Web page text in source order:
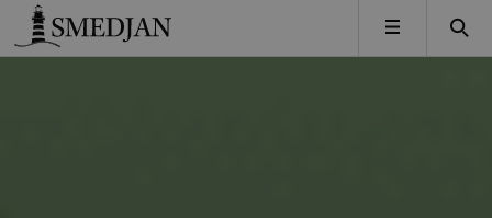
Timbro
MENY